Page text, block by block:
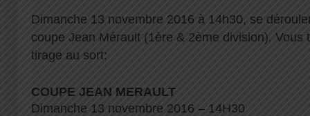
Dimanche 13 novembre 2016 à 14h30, se
coupe Jean Mérault (1ère & 2ème division). Vous
tirage au sort:
COUPE JEAN MERAULT
Dimanche 13 novembre 2016 – 14H30